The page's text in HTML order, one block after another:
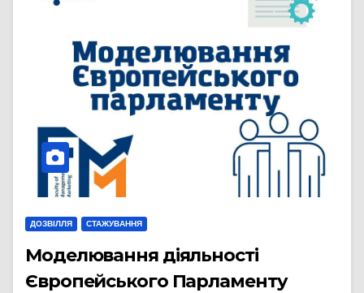
ДОЗВІЛЛЯ СТАЖУВАННЯ
Моделювання діяльності
Європейського Парламенту